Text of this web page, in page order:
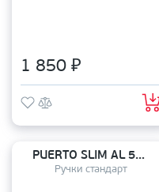
1 850 ₽
PUERTO SLIM AL 555-03 B
Ручки стандарт